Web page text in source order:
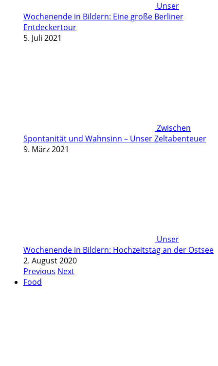
Unser
Wochenende in Bildern: Eine große Berliner
Entdeckertour
5. Juli 2021
Zwischen
Spontanität und Wahnsinn – Unser Zeltabenteuer
9. März 2021
Unser
Wochenende in Bildern: Hochzeitstag an der Ostsee
2. August 2020
Previous Next
Food